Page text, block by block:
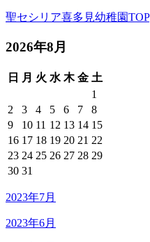
聖セシリア喜多見幼稚園TOP
2026年8月
日 月 火 水 木 金 土
1
2
3 4 5 6 7
8
9
10 11 12 13 14 15
16 17 18 19 20 21 22
23 24 25 26 27 28 29
30 31
2023年7月
2023年6月